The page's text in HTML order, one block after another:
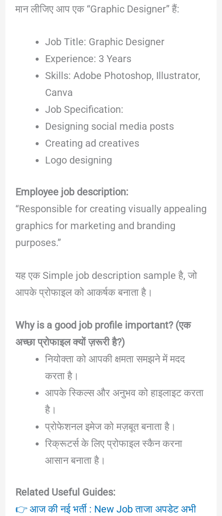
मान लीजिए आप एक “Graphic Designer” हैं:
Job Title: Graphic Designer
Experience: 3 Years
Skills: Adobe Photoshop, Illustrator,
Canva
Job Specification:
Designing social media posts
Creating ad creatives
Logo designing
Employee job description:
“Responsible for creating visually appealing
graphics for marketing and branding
purposes.”
यह एक Simple job description sample है, जो
आपके प्रोफाइल को आकर्षक बनाता है।
Why is a good job profile important? (एक
अच्छा प्रोफाइल क्यों ज़रूरी है?)
नियोक्ता को आपकी क्षमता समझने में मदद
करता है।
आपके स्किल्स और अनुभव को हाइलाइट करता
है।
प्रोफेशनल इमेज को मज़बूत बनाता है।
रिक्रूटर्स के लिए प्रोफाइल स्कैन करना
आसान बनाता है।
Related Useful Guides:
👉 आज की नई भर्ती : New Job ताजा अपडेट अभी